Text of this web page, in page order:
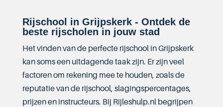
Rijschool in Grijpskerk - Ontdek de
beste rijscholen in jouw stad
Het vinden van de perfecte rijschool in Grijpskerk
kan soms een uitdagende taak zijn. Er zijn veel
factoren om rekening mee te houden, zoals de
reputatie van de rijschool, slagingspercentages,
prijzen en instructeurs. Bij Rijleshulp.nl begrijpen